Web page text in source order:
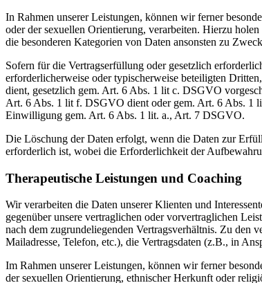
In Rahmen unserer Leistungen, können wir ferner
oder der sexuellen Orientierung, verarbeiten. Hierzu
die besonderen Kategorien von Daten ansonsten zu
Sofern für die Vertragserfüllung oder gesetzlich
erforderlicherweise oder typischerweise beteiligten
dient, gesetzlich gem. Art. 6 Abs. 1 lit c. DSGVO
Art. 6 Abs. 1 lit f. DSGVO dient oder gem. Art. 6 Abs. 1
Einwilligung gem. Art. 6 Abs. 1 lit. a., Art. 7 DSGVO.
Die Löschung der Daten erfolgt, wenn die Daten zur
erforderlich ist, wobei die Erforderlichkeit der
Therapeutische Leistungen und Coaching
Wir verarbeiten die Daten unserer Klienten und
gegenüber unsere vertraglichen oder vorvertraglichen
nach dem zugrundeliegenden Vertragsverhältnis. Zu den
Mailadresse, Telefon, etc.), die Vertragsdaten (z.B., in
Im Rahmen unserer Leistungen, können wir ferner
der sexuellen Orientierung, ethnischer Herkunft oder